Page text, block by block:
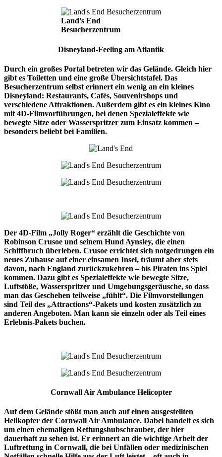
Land’s End
Besucherzentrum
Disneyland-Feeling am Atlantik
Durch ein großes Portal betreten wir das Gelände. Gleich hier
gibt es Toiletten und eine große Übersichtstafel. Das
Besucherzentrum selbst erinnert ein wenig an ein kleines
Disneyland: Restaurants, Cafés, Souvenirshops und
verschiedene Attraktionen. Außerdem gibt es ein kleines Kino
mit 4D-Filmvorführungen, bei denen Spezialeffekte wie
bewegte Sitze oder Wasserspritzer zum Einsatz kommen –
besonders beliebt bei Familien.
Der 4D-Film „Jolly Roger“ erzählt die Geschichte von
Robinson Crusoe und seinem Hund Aynsley, die einen
Schiffbruch überleben. Crusoe errichtet sich notgedrungen ein
neues Zuhause auf einer einsamen Insel, träumt aber stets
davon, nach England zurückzukehren – bis Piraten ins Spiel
kommen. Dazu gibt es Spezialeffekte wie bewegte Sitze,
Luftstöße, Wasserspritzer und Umgebungsgeräusche, so dass
man das Geschehen teilweise „fühlt“. Die Filmvorstellungen
sind Teil des „Attractions“-Pakets und kosten zusätzlich zu
anderen Angeboten. Man kann sie einzeln oder als Teil eines
Erlebnis-Pakets buchen.
Cornwall Air Ambulance Helicopter
Auf dem Gelände stößt man auch auf einen ausgestellten
Helikopter der Cornwall Air Ambulance. Dabei handelt es sich
um einen ehemaligen Rettungshubschrauber, der hier
dauerhaft zu sehen ist. Er erinnert an die wichtige Arbeit der
Luftrettung in Cornwall, die bei Unfällen oder medizinischen